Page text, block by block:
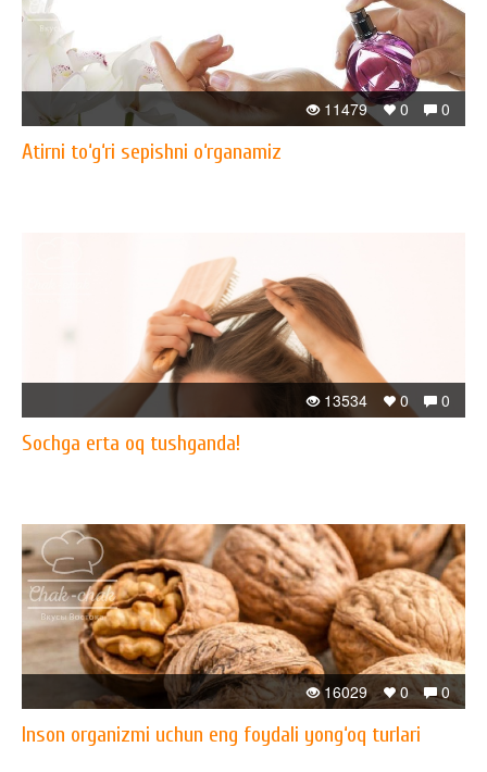
0
0
11479
Atirni to‘g‘ri sepishni o‘rganamiz
0
0
13534
Sochga erta oq tushganda!
0
0
16029
Inson organizmi uchun eng foydali yong‘oq turlari